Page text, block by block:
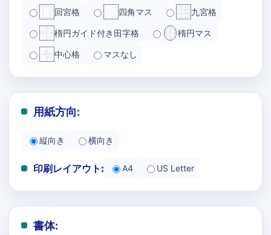
回宮格 四角マス 九宮格
楕円ガイド付き田字格 楕円マス
中心格 マスなし
用紙方向:
縦向き 横向き
印刷レイアウト: A4 US Letter
書体: